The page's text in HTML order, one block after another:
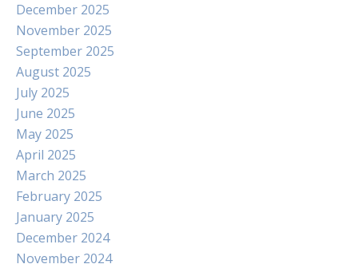
December 2025
November 2025
September 2025
August 2025
July 2025
June 2025
May 2025
April 2025
March 2025
February 2025
January 2025
December 2024
November 2024